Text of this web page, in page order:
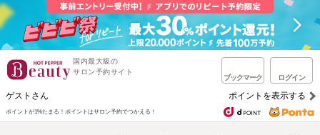
国内最大級の
サロン予約サイト
ブックマーク ログイン
ゲストさん ポイントを表示する
ポイントが1%たまる！ ポイントはサロン予約でつかえる！